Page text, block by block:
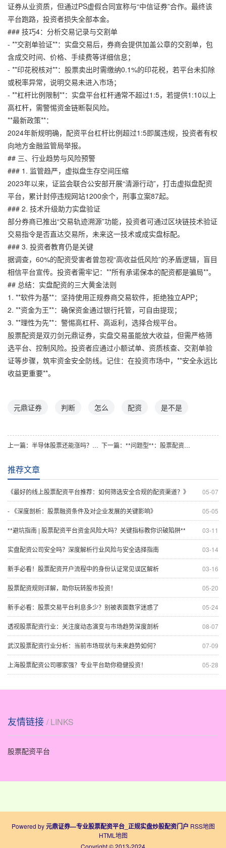
证券从业资质，但通过PS虚假合同宣称与“中信证券”合作。最终该
平台跑路，投资者损失全部本金。
### 技巧4：分析交易记录与交割单
- **交割单验证**：实盘交易后，券商会提供加盖公章的交割单，包
含成交时间、价格、手续费等详细信息；
- **印花税核对**：股票卖出时需缴纳0.1%的印花税，若平台未扣除
或税率异常，说明交易未进入市场；
- **杠杆比例限制**：实盘平台杠杆通常不超过1:5，若提供1:10以上
高杠杆，需警惕资金链断裂风险。
**最新政策**：
2024年新规明确，配资平台杠杆比例超过1:5即属违规，投资者有权
向地方金融监管局举报。
## 三、行业趋势与风险预警
### 1. 监管趋严，虚拟盘生存空间压缩
2023年以来，证监会联合公安部开展“清源行动”，打击虚拟盘配资
平台，累计封停违规网站1200余个，刑事立案87起。
### 2. 技术升级助力实盘验证
部分券商已推出“交易轨迹溯源”功能，投资者可通过区块链技术验证
交易指令是否直达交易所，未来这一技术或成实盘标配。
### 3. 投资者教育仍是关键
据调查，60%的配资受害者曾忽视“高收益低风险”的矛盾逻辑，盲目
相信平台宣传。投资者需牢记：**所有承诺保本的配资都是骗局**。
## 总结：实盘配资的三大黄金法则
1. **软件为基**：坚持使用正规券商交易软件，拒绝独立APP；
2. **资金为王**：确保资金通过银行托管，可自由提现；
3. **理性为先**：警惕高杠杆、高返利，选择合规平台。
股票配资是双刃剑元鼎证券，实盘交易虽能放大收益，但需严格筛
选平台、控制风险。投资者应通过小额试单、资质核查、交割单验
证等步骤，筑牢资金安全防线。记住：在投资市场中，**安全永远比
收益更重要**。
元鼎证券 判断 怎么 配资 是不是
上一篇： 半导体股票还能涨吗？行业风口下如何把握机遇？ 下一篇： **问题型**：股票配资平台哪个好比较？新手必看的三大筛选要点
推荐文章
05-07
《最好的线上股票配资平台推荐：如何筛选安全合规的配资渠道？》
05-05
- 《深度剖析：股票融资条件及对企业发展的关键影响》
03-11
**避坑指南 | 股票配资平台资金风险大吗？关键指标教你识破陷阱**
03-14
实盘配资公司安全吗？深度解析行业风险与安全选择指南
03-16
新手必看！股票配资开户流程中的身份认证常见误区解析
05-20
股票配资规则详解，助你玩转股市投资！
05-24
新手必看：股票交易平台利息多少？别被表面数字迷惑了
08-07
透视股票配资行业：关注度动态演变与市场趋势深度剖析
07-09
武汉股票配资行业分析：当前市场现状与未来趋势如何？
05-28
上海股票配资公司哪家强？专业平台助你稳健投资！
友情链接 / LINKS
股票配资平台
Powered by元鼎证券—专业股票配资平台_正规实盘炒股配资门户 RSS地图
HTML地图
Copyright© 2013-2024